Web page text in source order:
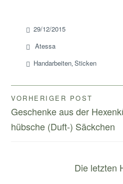
29/12/2015
Atessa
Handarbeiten,Sticken
Beitragsnavigation
VORHERIGER POST
Geschenke aus der
hübsche (Duft-) Säckchen
Die letzten